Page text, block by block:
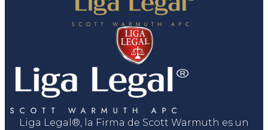
Liga Legal®, la Firma de Scott Warmuth es un